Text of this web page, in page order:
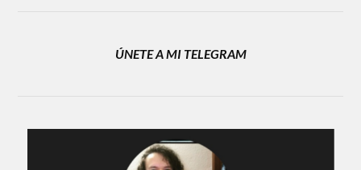
ÚNETE A MI TELEGRAM